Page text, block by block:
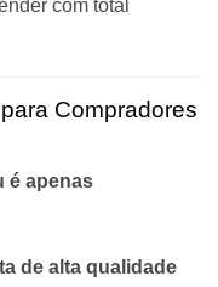
com total
Compradores
é apenas
de alta qualidade